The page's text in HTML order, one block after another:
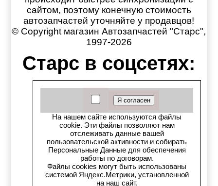
сайтом, поэтому конечную стоимость
автозапчастей уточняйте у продавцов!
© Copyright магазин Автозапчастей "Старс",
1997-2026
Старс в соцсетях:
Старс вКонтакте
Старс в YouTube
Телеграм-канал
Старс на Drom.ru
Старс в auto.ru
На нашем сайте используются файлы
cookie. Эти файлы позволяют нам
отслеживать данные вашей
пользовательской активности и собирать
Персональные Данные для обеспечения
работы по договорам.
Файлы cookies могут быть использованы
системой Яндекс.Метрики, установленной
на наш сайт.